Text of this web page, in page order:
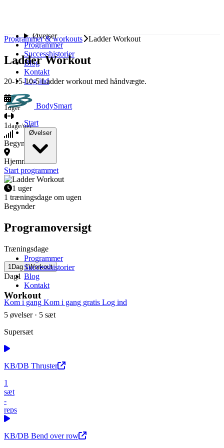
Øvelser
Programmer
Successhistorier
Blog
Kontakt
Log ind
BodySmart
Start
Øvelser
Bryst
Ryg
Skuldre
Biceps
Triceps
Ben
Mave
Se alle øvelser
Programmer
Successhistorier
Blog
Kontakt
Kom i gang Kom i gang gratis Log ind
Programmer & workouts Ladder Workout
Ladder Workout
20-15-10-5 Ladder workout med håndvægte.
1uger
1 dage/uge
Begynder
Hjemme
Start programmet
1 uger
1 træningsdage om ugen
Begynder
Programoversigt
Træningsdage
1 Dag1Workout
Dag1
Workout
5 øvelser· 5 sæt
Supersæt
KB/DB Thruster
1
sæt
-
reps
KB/DB Bend over row